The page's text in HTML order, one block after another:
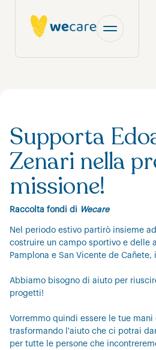
Supporta
Zenari nella
missione!
Raccolta fondi di Wecare
Nel periodo estivo partirò insieme
costruire un campo sportivo e delle
Pamplona e San Vicente de Cañete,
Abbiamo bisogno di aiuto per
progetti!
Vorremmo quindi essere le tue mani
trasformando l'aiuto che ci potrai
per tutte le persone che